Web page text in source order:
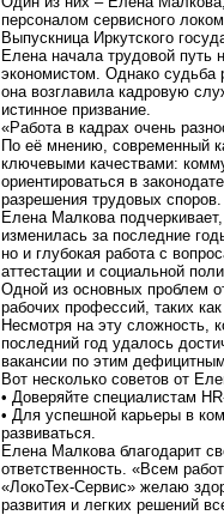
персоналом сервисного
Выпускница Иркутского
Елена начала трудовой путь
экономистом. Однако судьба
она возглавила кадровую
истинное призвание.
«Работа в кадрах очень
По её мнению, современный
ключевыми качествами:
ориентироваться в
разрешения трудовых споров.
Елена Малкова
изменилась за последние
но и глубокая работа с
аттестации и социальной
Одной из основных проблем
рабочих профессий, таких
Несмотря на эту сложность,
последний год удалось
вакансии по этим
Вот несколько советов от
• Доверяйте специалистам
• Для успешной карьеры в
развиваться.
Елена Малкова благодарит
ответственность. «Всем
«ЛокоТех-Сервис» желаю
развития и легких решений